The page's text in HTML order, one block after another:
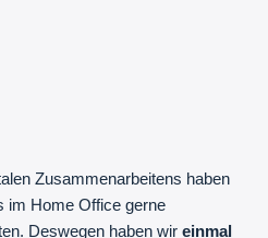
Zusammenarbeitens haben
im Home Office gerne
Deswegen haben wireinmal